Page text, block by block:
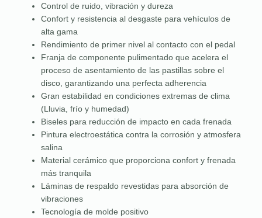
Control de ruido, vibración y dureza
Confort y resistencia al desgaste para vehículos de
alta gama
Rendimiento de primer nivel al contacto con el pedal
Franja de componente pulimentado que acelera el
proceso de asentamiento de las pastillas sobre el
disco, garantizando una perfecta adherencia
Gran estabilidad en condiciones extremas de clima
(Lluvia, frío y humedad)
Biseles para reducción de impacto en cada frenada
Pintura electroestática contra la corrosión y atmosfera
salina
Material cerámico que proporciona confort y frenada
más tranquila
Láminas de respaldo revestidas para absorción de
vibraciones
Tecnología de molde positivo